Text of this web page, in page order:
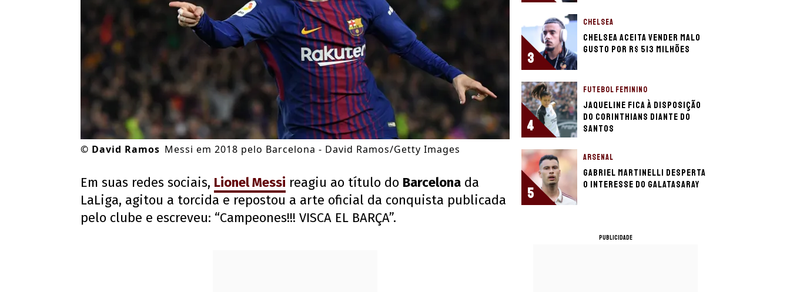
© David Ramos Messi em 2018 pelo Barcelona - David Ramos/Getty Images
Em suas redes sociais, Lionel Messi reagiu ao título do Barcelona da
LaLiga, agitou a torcida e repostou a arte oficial da conquista publicada
pelo clube e escreveu: “Campeones!!! VISCA EL BARÇA”.
3
CHELSEA
Chelsea aceita vender Malo
Gusto por R$ 513 milhões
4
FUTEBOL FEMININO
Jaqueline fica à disposição
do Corinthians diante do
Santos
5
ARSENAL
Gabriel Martinelli desperta
o interesse do Galatasaray
PUBLICIDADE